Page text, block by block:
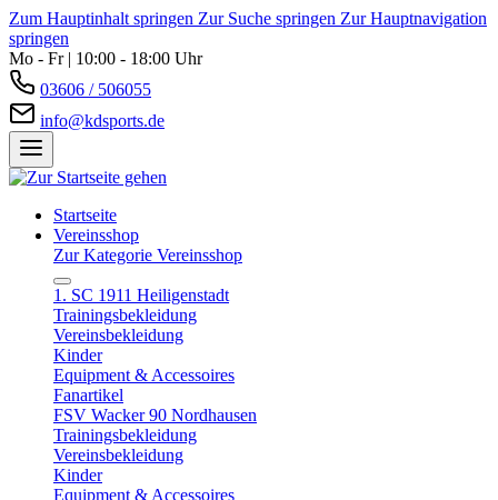
Zum Hauptinhalt springen Zur Suche springen Zur Hauptnavigation
springen
Mo - Fr | 10:00 - 18:00 Uhr
03606 / 506055
info@kdsports.de
Startseite
Vereinsshop
Zur Kategorie Vereinsshop
1. SC 1911 Heiligenstadt
Trainingsbekleidung
Vereinsbekleidung
Kinder
Equipment & Accessoires
Fanartikel
FSV Wacker 90 Nordhausen
Trainingsbekleidung
Vereinsbekleidung
Kinder
Equipment & Accessoires